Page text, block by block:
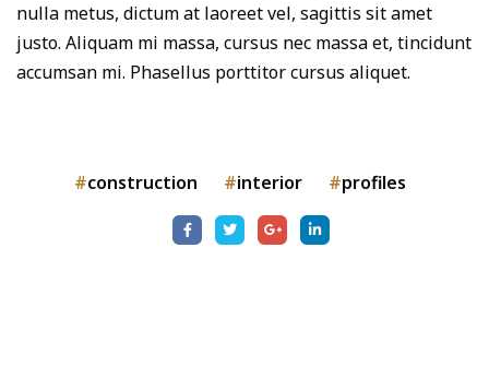
nulla metus, dictum at laoreet vel, sagittis sit amet
justo. Aliquam mi massa, cursus nec massa et, tincidunt
accumsan mi. Phasellus porttitor cursus aliquet.
construction interior profiles